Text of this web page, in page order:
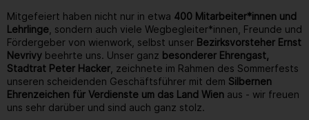
Mitgefeiert haben nicht nur in etwa 400 Mitarbeiter*innen und
Lehrlinge , sondern auch viele Wegbegleiter*innen, Freunde und
Fördergeber von wienwork, selbst unser Bezirksvorsteher Ernst
Nevrivy beehrte uns. Unser ganz besonderer Ehrengast,
Stadtrat Peter Hacker , zeichnete im Rahmen des Sommerfests
unseren scheidenden Geschäftsführer mit dem Silbernen
Ehrenzeichen für Verdienste um das Land Wien aus - wir freuen
uns sehr darüber und sind auch ganz stolz.